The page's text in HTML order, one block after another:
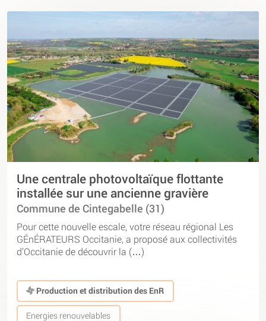
Une centrale photovoltaïque flottante
installée sur une ancienne gravière
Commune de Cintegabelle (31)
Pour cette nouvelle escale, votre réseau régional Les
GÉnÉRATEURS Occitanie, a proposé aux collectivités
d’Occitanie de découvrir la (…)
Production et distribution des EnR
Energies renouvelables